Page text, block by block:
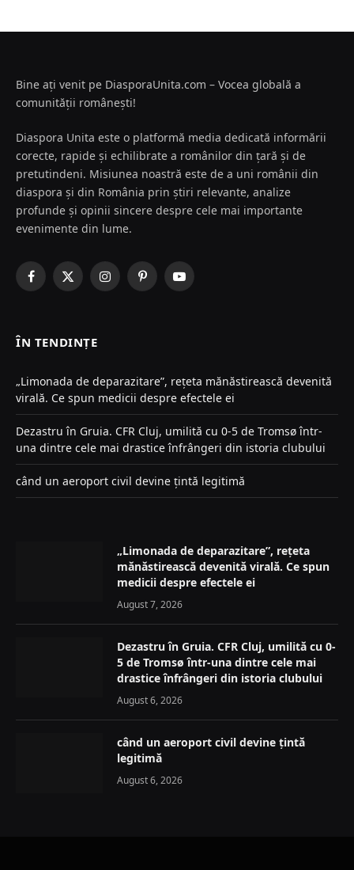
Bine ați venit pe DiasporaUnita.com – Vocea globală a
comunității românești!
Diaspora Unita este o platformă media dedicată informării
corecte, rapide și echilibrate a românilor din țară și de
pretutindeni. Misiunea noastră este de a uni românii din
diaspora și din România prin știri relevante, analize
profunde și opinii sincere despre cele mai importante
evenimente din lume.
Facebook
X
InstagramPinterestYouTube
ÎN TENDINȚE
„Limonada de deparazitare”, rețeta mănăstirească devenită
virală. Ce spun medicii despre efectele ei
Dezastru în Gruia. CFR Cluj, umilită cu 0-5 de Tromsø într-
una dintre cele mai drastice înfrângeri din istoria clubului
când un aeroport civil devine țintă legitimă
„Limonada de deparazitare”, rețeta
mănăstirească devenită virală. Ce spun
medicii despre efectele ei
August 7, 2026
Dezastru în Gruia. CFR Cluj, umilită cu 0-
5 de Tromsø într-una dintre cele mai
drastice înfrângeri din istoria clubului
August 6, 2026
când un aeroport civil devine țintă
legitimă
August 6, 2026